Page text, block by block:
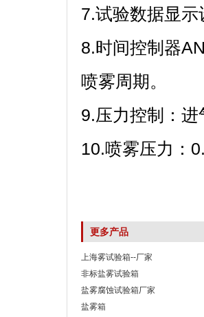
7.试验数据显示设
8.时间控制器
喷雾周期。
9.压力控制：进
10.喷雾压力
更多产品
上海雾试验箱--厂家
非标盐雾试验箱
盐雾腐蚀试验箱厂家
盐雾箱